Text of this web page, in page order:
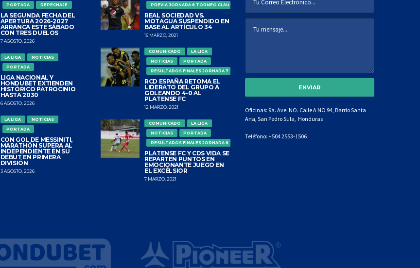
PORTADA
REPECHAJE
LA SEGUNDA FECHA DEL
APERTURA 2026-2027
ARRANCA ESTE SÁBADO
CON TRES DUELOS
7 AGOSTO, 2026
LA LIGA
NOTICIAS
PORTADA
LIGA NACIONAL Y
HONDUBET EXTIENDEN
HISTÓRICO PATROCINIO
HASTA 2030
6 AGOSTO, 2026
LA LIGA
NOTICIAS
PORTADA
CON GOL DE MESSINITI,
MARATHÓN SUPERA AL
INDEPENDIENTE EN SU
DEBUT EN PRIMERA
DIVISIÓN
3 AGOSTO, 2026
PREVIA JORNADA 8 TORNEO CLAUSURA
REAL SOCIEDAD VS.
MOTAGUA SUSPENDIDO EN
BASE AL ARTÍCULO 34
16 MARZO, 2021
COMUNICADO
LA LIGA
NOTICIAS
PORTADA
RESULTADOS FINALES JORNADA 7 TORNEO CLAUSURA
RCD ESPAÑA RETOMA EL
LIDERATO DEL GRUPO A
GOLEANDO 4-0 AL
PLATENSE FC
12 MARZO, 2021
COMUNICADO
LA LIGA
NOTICIAS
PORTADA
RESULTADOS FINALES JORNADA 6 TORNEO CLAUSURA
PLATENSE FC Y CDS VIDA SE
REPARTEN PUNTOS EN
EMOCIONANTE JUEGO EN
EL EXCÉLSIOR
7 MARZO, 2021
Oficinas: 9a. Ave. NO. Calle A NO 94, Barrio Santa
Ana, San Pedro Sula, Honduras
Teléfono: +504 2553-1506